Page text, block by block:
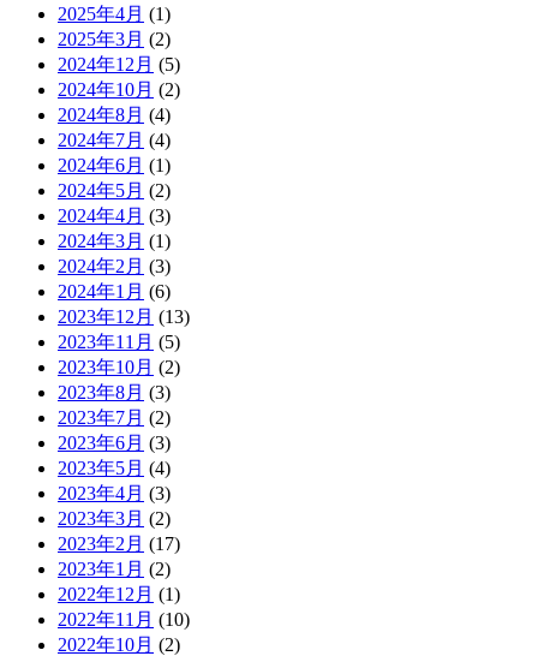
2025年4月 (1)
2025年3月 (2)
2024年12月 (5)
2024年10月 (2)
2024年8月 (4)
2024年7月 (4)
2024年6月 (1)
2024年5月 (2)
2024年4月 (3)
2024年3月 (1)
2024年2月 (3)
2024年1月 (6)
2023年12月 (13)
2023年11月 (5)
2023年10月 (2)
2023年8月 (3)
2023年7月 (2)
2023年6月 (3)
2023年5月 (4)
2023年4月 (3)
2023年3月 (2)
2023年2月 (17)
2023年1月 (2)
2022年12月 (1)
2022年11月 (10)
2022年10月 (2)